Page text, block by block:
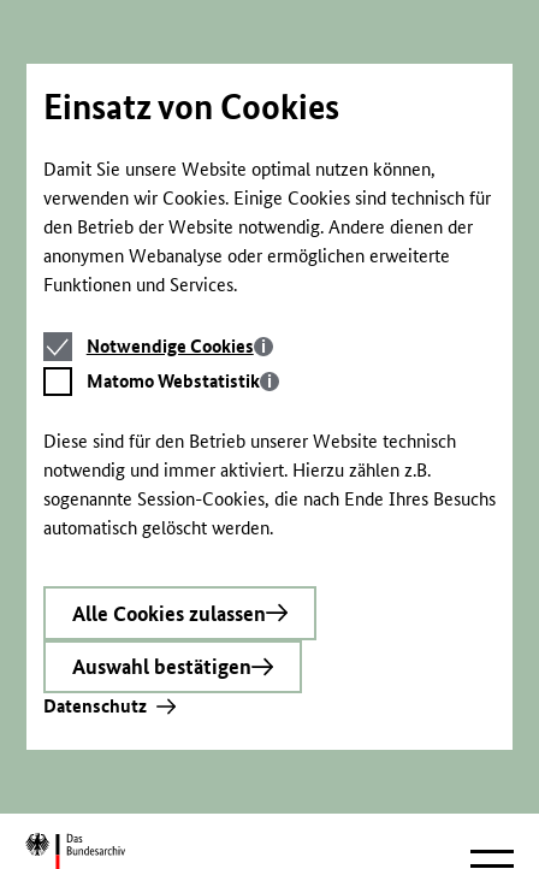
Einsatz von Cookies
Damit Sie unsere Website optimal nutzen können,
verwenden wir Cookies. Einige Cookies sind technisch für
den Betrieb der Website notwendig. Andere dienen der
anonymen Webanalyse oder ermöglichen erweiterte
Funktionen und Services.
Notwendige
Cookies
Notwendige Cookies
Matomo
Webstatistik
Matomo Webstatistik
Diese sind für den Betrieb unserer Website technisch
notwendig und immer aktiviert. Hierzu zählen z.B.
sogenannte Session-Cookies, die nach Ende Ihres Besuchs
automatisch gelöscht werden.
Alle Cookies zulassen
Auswahl bestätigen
Datenschutz
Zur